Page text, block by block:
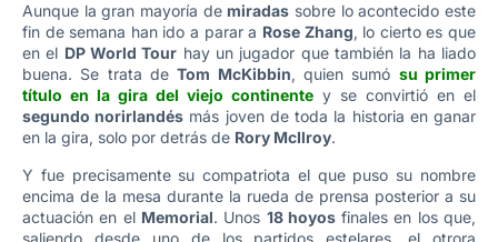
Aunque la gran mayoría de miradas sobre lo acontecido este
fin de semana han ido a parar a Rose Zhang, lo cierto es que
en el DP World Tour hay un jugador que también la ha liado
buena. Se trata deTom McKibbin, quien sumó su primer
título en la gira del viejo continente y se convirtió en el
segundo norirlandés más joven de toda la historia en ganar
en la gira, solo por detrás de Rory McIlroy.
Y fue precisamente su compatriota el que puso su nombre
encima de la mesa durante la rueda de prensa posterior a su
actuación en el Memorial. Unos 18 hoyosfinales en los que,
saliendo desde uno de los partidos estelares, el otrora